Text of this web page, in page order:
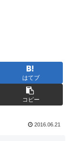
はてブ
コピー
2016.06.21